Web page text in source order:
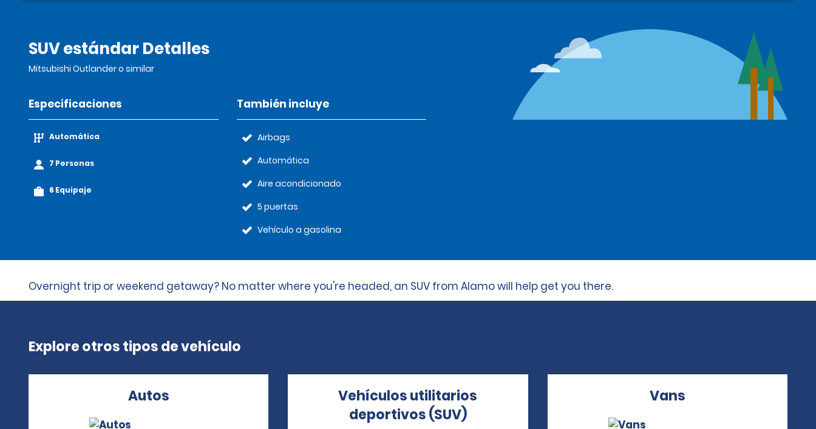
SUV estándar Detalles
Mitsubishi Outlander o similar
Especificaciones
Automática
7 Personas
6 Equipaje
También incluye
Airbags
Automática
Aire acondicionado
5 puertas
Vehículo a gasolina
Overnight trip or weekend getaway? No matter where you're headed, an SUV from Alamo will help get you there.
Explore otros tipos de vehículo
Autos
Vehículos utilitarios
deportivos (SUV)
Vans